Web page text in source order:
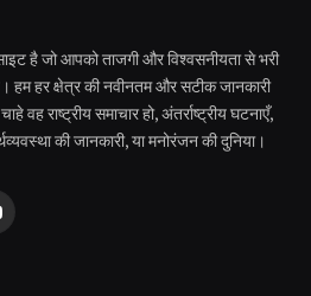
है जो आपको ताजगी और विश्वसनीयता से भरी
हम हर क्षेत्र की नवीनतम और सटीक जानकारी
राष्ट्रीय समाचार हो, अंतर्राष्ट्रीय घटनाएँ,
की जानकारी, या मनोरंजन की दुनिया।